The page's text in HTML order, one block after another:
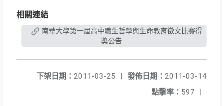
相關連結
獎公告
發佈日期： 2011-03-14
下架日期： 2011-03-25
|
點擊率： 597 |